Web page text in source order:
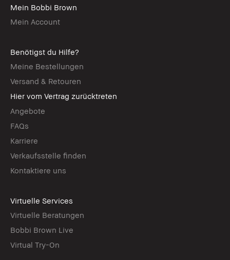
Mein Bobbi Brown
Mein Account
Benötigst du Hilfe?
Meine Bestellungen
Versand & Retouren
Hier vom Vertrag zurücktreten
Angebote
FAQs
Karriere
Verkaufsstelle finden
Kontaktiere uns
Virtuelle Services
Virtuelle Beratungen
Bobbi Brown Live
Virtual Try-On